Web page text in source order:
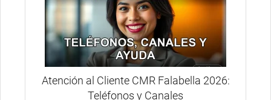
Atención al Cliente CMR Falabella 2026:
Teléfonos y Canales